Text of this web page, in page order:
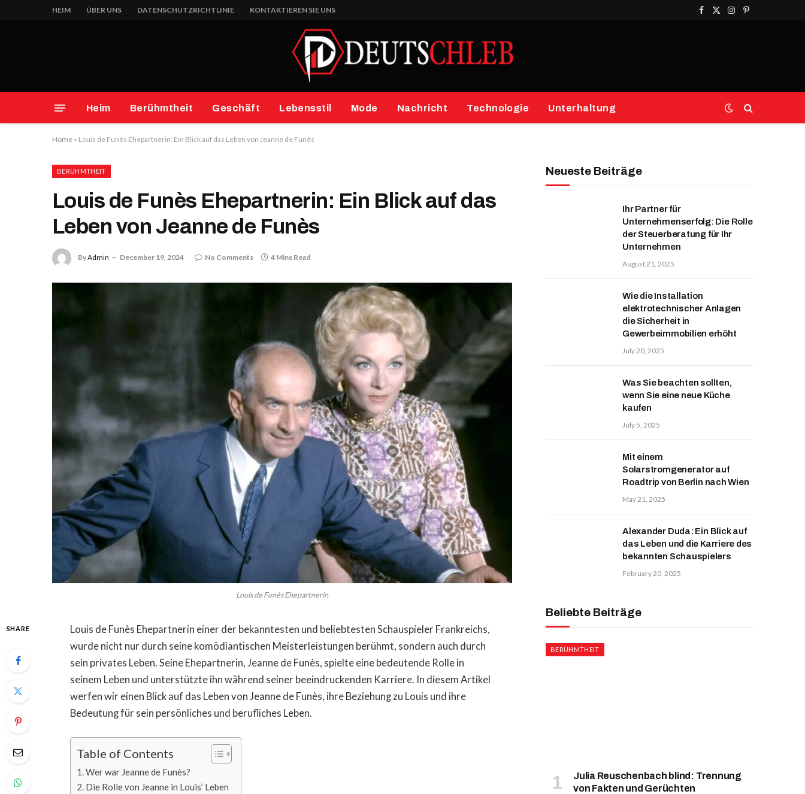
HEIM ÜBER UNS DATENSCHUTZRICHTLINIE KONTAKTIEREN SIE UNS
Facebook
X
Instagram
Pinterest
Heim Berühmtheit Geschäft Lebensstil Mode Nachricht Technologie Unterhaltung
Home » Louis de Funès Ehepartnerin: Ein Blick auf das Leben von Jeanne de Funès
BERÜHMTHEIT
Louis de Funès Ehepartnerin: Ein Blick auf das
Leben von Jeanne de Funès
ByAdmin December 19, 2024 No Comments 4 Mins Read
Louis de Funès Ehepartnerin
SHARE
Louis de Funès Ehepartnerin einer der bekanntesten und beliebtesten Schauspieler Frankreichs,
wurde nicht nur durch seine komödiantischen Meisterleistungen berühmt, sondern auch durch
sein privates Leben. Seine Ehepartnerin, Jeanne de Funès, spielte eine bedeutende Rolle in
seinem Leben und unterstützte ihn während seiner beeindruckenden Karriere. In diesem Artikel
werfen wir einen Blick auf das Leben von Jeanne de Funès, ihre Beziehung zu Louis und ihre
Bedeutung für sein persönliches und berufliches Leben.
Table of Contents
Wer war Jeanne de Funès?
Die Rolle von Jeanne in Louis’ Leben
Neueste Beiträge
Ihr Partner für
Unternehmenserfolg: Die Rolle
der Steuerberatung für Ihr
Unternehmen
August 21, 2025
Wie die Installation
elektrotechnischer Anlagen
die Sicherheit in
Gewerbeimmobilien erhöht
July 20, 2025
Was Sie beachten sollten,
wenn Sie eine neue Küche
kaufen
July 5, 2025
Mit einem
Solarstromgenerator auf
Roadtrip von Berlin nach Wien
May 21, 2025
Alexander Duda: Ein Blick auf
das Leben und die Karriere des
bekannten Schauspielers
February 20, 2025
Beliebte Beiträge
BERÜHMTHEIT
Julia Reuschenbach blind: Trennung
von Fakten und Gerüchten